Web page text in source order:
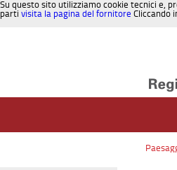
Su questo sito utilizziamo cookie tecnici e,
parti visita la pagina del fornitore Cliccando